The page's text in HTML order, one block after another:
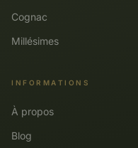
Cognac
Millésimes
INFORMATIONS
À propos
Blog